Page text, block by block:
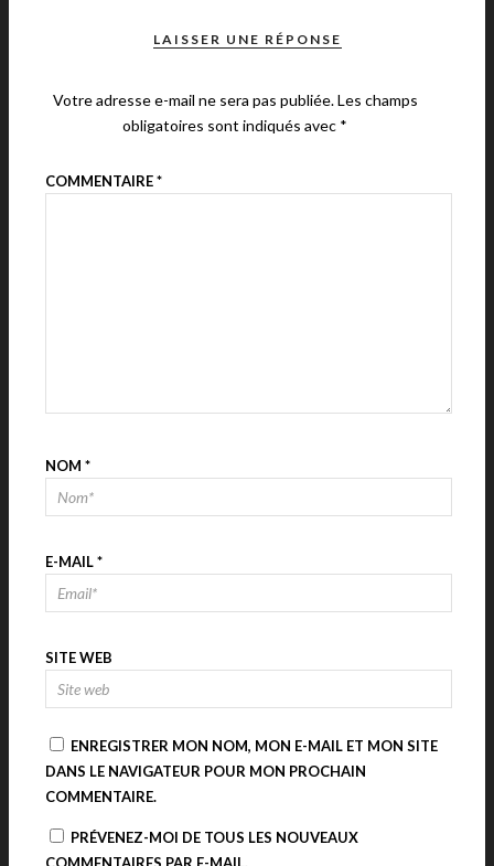
LAISSER UNE RÉPONSE
Votre adresse e-mail ne sera pas publiée.Les champs
obligatoires sont indiqués avec *
COMMENTAIRE*
NOM *
E-MAIL*
SITE WEB
ENREGISTRER MON NOM, MON E-MAIL ET MON SITE
DANS LE NAVIGATEUR POUR MON PROCHAIN
COMMENTAIRE.
PRÉVENEZ-MOI DE TOUS LES NOUVEAUX